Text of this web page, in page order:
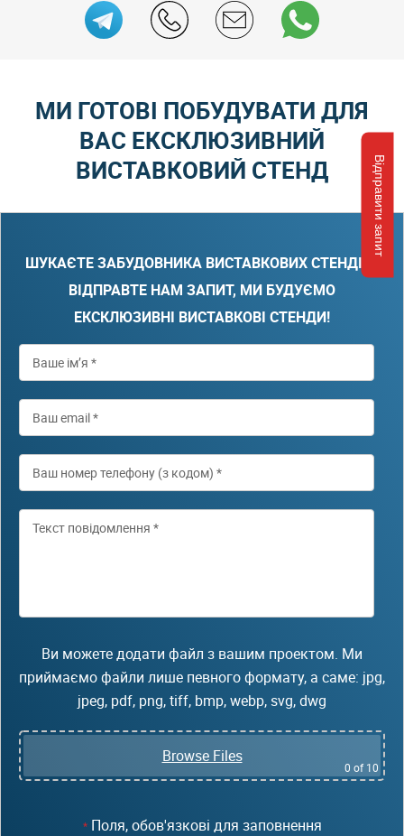
Відправити запит
МИ ГОТОВІ ПОБУДУВАТИ ДЛЯ
ВАС ЕКСКЛЮЗИВНИЙ
ВИСТАВКОВИЙ СТЕНД
ШУКАЄТЕ ЗАБУДОВНИКА ВИСТАВКОВИХ СТЕНДІВ?
ВІДПРАВТЕ НАМ ЗАПИТ, МИ БУДУЄМО
ЕКСКЛЮЗИВНІ ВИСТАВКОВІ СТЕНДИ!
Ви можете додати файл з вашим проектом. Ми
приймаємо файли лише певного формату, а саме: jpg,
jpeg, pdf, png, tiff, bmp, webp, svg, dwg
Browse Files
0 of 10
*Поля, обов'язкові для заповнення